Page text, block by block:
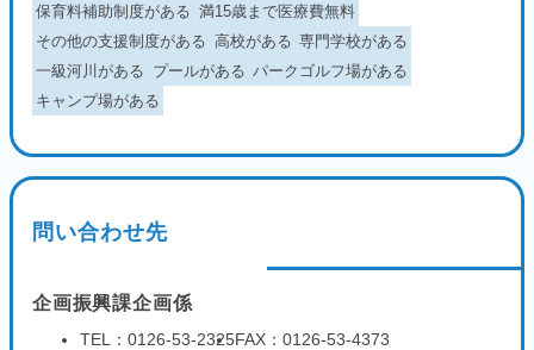
保育料補助制度がある 満15歳まで医療費無料
その他の支援制度がある 高校がある 専門学校がある
一級河川がある プールがある パークゴルフ場がある
キャンプ場がある
問い合わせ先
企画振興課企画係
TEL：0126-53-2325FAX：0126-53-4373